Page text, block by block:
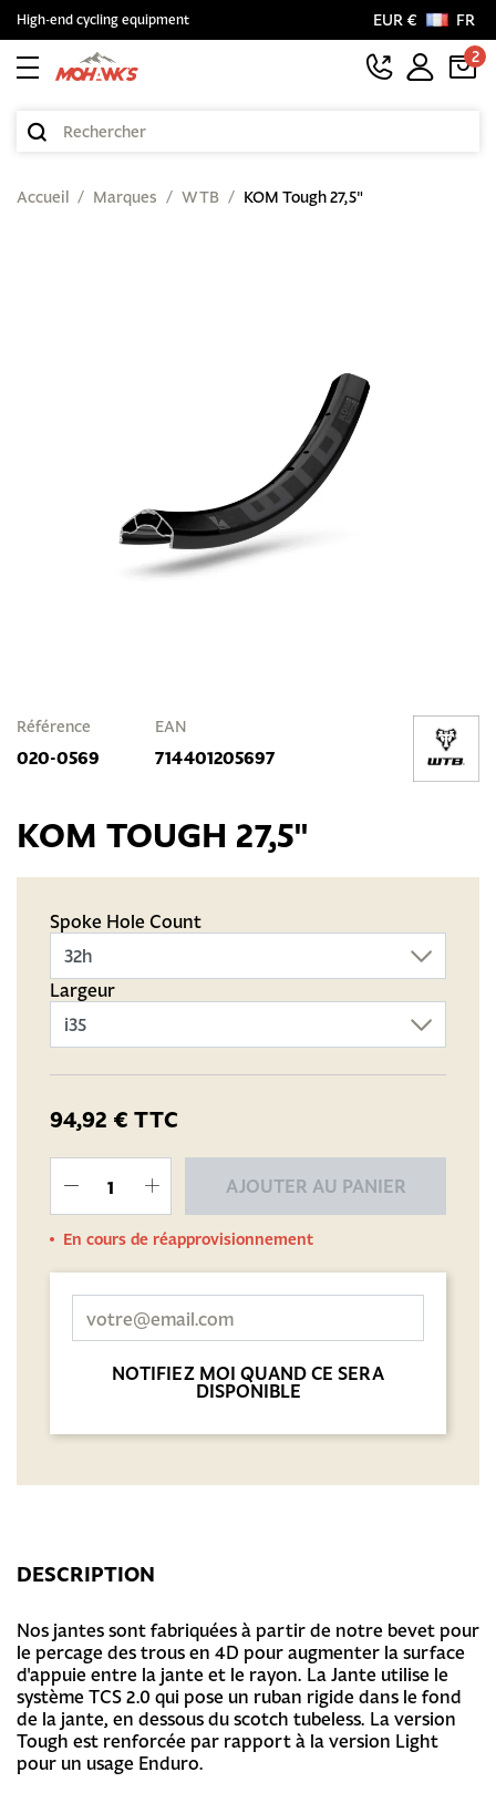
High-end cycling equipment EUR €
FR
2
Accueil Marques WTB KOM Tough 27,5"
Référence
020-0569
EAN
714401205697
KOM TOUGH 27,5"
Spoke Hole Count
Largeur
94,92 € TTC
AJOUTER AU PANIER
En cours de réapprovisionnement
NOTIFIEZ MOI QUAND CE SERA
DISPONIBLE
DESCRIPTION
Nos jantes sont fabriquées à partir de notre bevet pour
le percage des trous en 4D pour augmenter la surface
d'appuie entre la jante et le rayon. La Jante utilise le
système TCS 2.0 qui pose un ruban rigide dans le fond
de la jante, en dessous du scotch tubeless. La version
Tough est renforcée par rapport à la version Light
pour un usage Enduro.